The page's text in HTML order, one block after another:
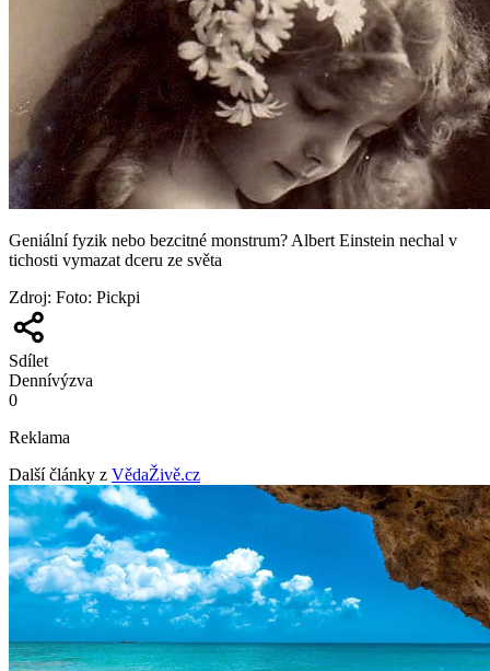
Geniální fyzik nebo bezcitné monstrum? Albert Einstein nechal v
tichosti vymazat dceru ze světa
Zdroj: Foto: Pickpi
Sdílet
Dennívýzva
0
Reklama
Další články z VědaŽivě.cz